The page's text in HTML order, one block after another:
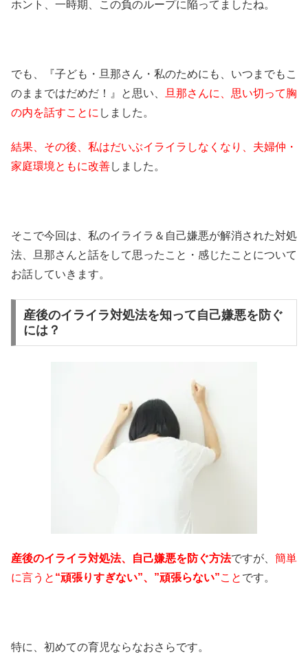
ホント、一時期、この負のループに陥ってましたね。
でも、『子ども・旦那さん・私のためにも、いつまでもこ
のままではだめだ！』と思い、
旦那さんに、思い切って胸
の内を話すことに しました。
結果、その後、私はだいぶイライラしなくなり、夫婦仲・
家庭環境ともに改善しました。
そこで今回は、私のイライラ＆自己嫌悪が解消された対処
法、旦那さんと話をして思ったこと・感じたことについて
お話していきます。
産後のイライラ対処法を知って自己嫌悪を防ぐ
には？
産後のイライラ対処法、自己嫌悪を防ぐ方法ですが、 簡単
に言うと “頑張りすぎない”、”頑張らない”こと です。
特に、初めての育児ならなおさらです。